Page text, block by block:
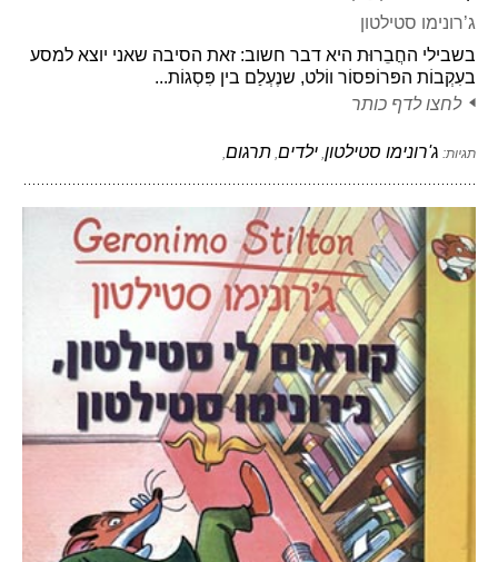
ג’רונימו סטילטון
בשבילי החֲבֵרוּת היא דבר חשוב: זאת הסיבה שאני יוצא למסע
בעִקְבוֹת הפּרוֹפסוֹר ווֹלט, שנֶעְלַם בין פִּסְגוֹת...
לחצו לדף כותר
תגיות: ג'רונימו סטילטון ילדים תרגום